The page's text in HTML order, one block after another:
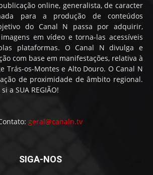
online, generalista, de caracter
para a produção de conteúdos
do Canal N passa por adquirir,
em vídeo e torna-las acessíveis
plataformas. O Canal N divulga e
com base em manifestações, relativa à
Trás-os-Montes e Alto Douro. O Canal N
de proximidade de âmbito regional.
a SUA REGIÃO!
geral@canaln.tv
SIGA-NOS